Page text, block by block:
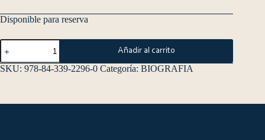
Disponible para reserva
Añadir al carrito
SKU: 978-84-339-2296-0 Categoría: BIOGRAFIA